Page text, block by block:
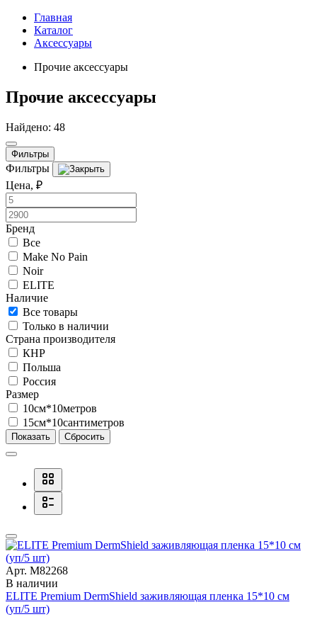
Главная
Каталог
Аксессуары
Прочие аксессуары
Прочие аксессуары
Найдено: 48
Фильтры
Фильтры
Цена, ₽
Бренд
Все
Make No Pain
Noir
ELITE
Наличие
Все товары
Только в наличии
Страна производителя
КНР
Польша
Россия
Размер
10см*10метров
15см*10сантиметров
Показать Сбросить
Арт. М82268
В наличии
ELITE Premium DermShield заживляющая пленка 15*10 см
(уп/5 шт)